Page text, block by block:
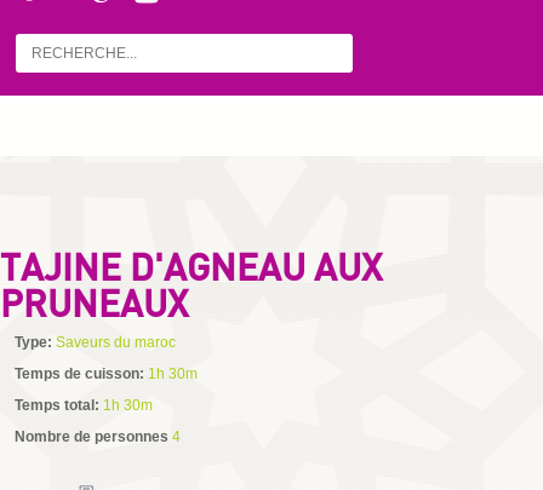
TAJINE D'AGNEAU AUX
PRUNEAUX
Type: Saveurs du maroc
Temps de cuisson: 1h 30m
Temps total: 1h 30m
Nombre de personnes 4